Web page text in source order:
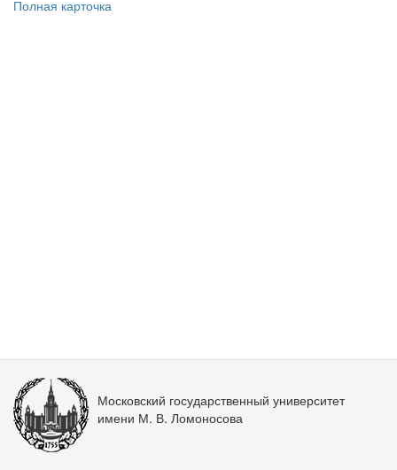
Полная карточка
Московский государственный университет
имени М. В. Ломоносова